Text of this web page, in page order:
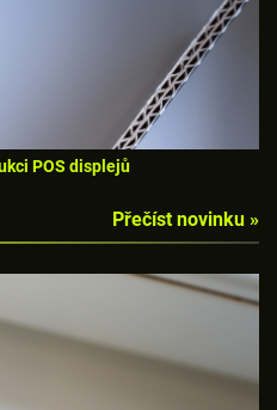
POS displejů
Přečíst novinku »